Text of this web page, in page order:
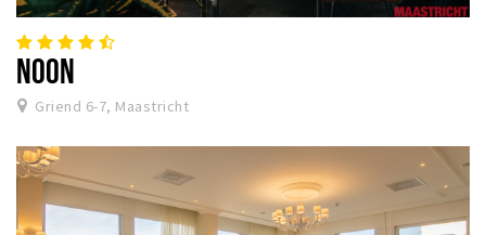
NOON
Griend 6-7, Maastricht